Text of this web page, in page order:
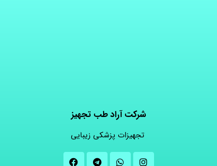
شرکت آراد طب تجهیز
تجهیزات پزشکی زیبایی